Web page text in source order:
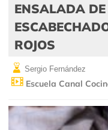
ENSALADA
ROJOS
Sergio Fernández
Escuela Canal